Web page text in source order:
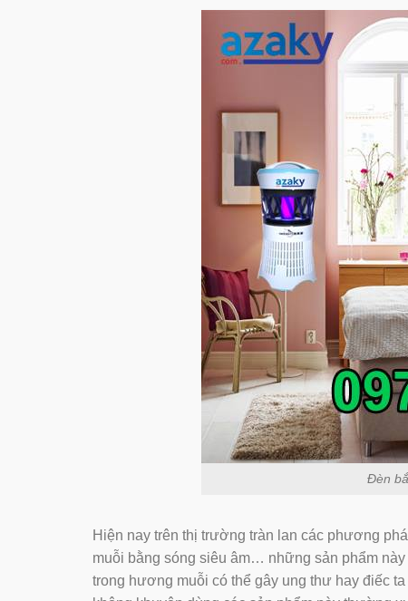
Đèn
Hiện nay trên thị trường tràn lan các phương
muỗi bằng sóng siêu âm… những sản phẩm
trong hương muỗi có thể gây ung thư hay điếc